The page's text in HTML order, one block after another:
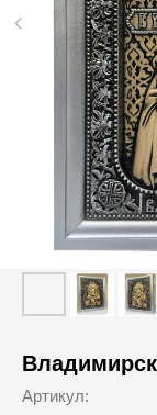
Артикул: